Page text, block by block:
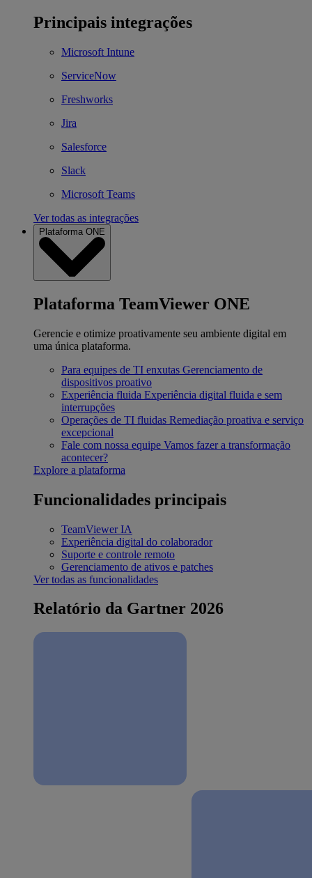
Principais integrações
Microsoft Intune
ServiceNow
Freshworks
Jira
Salesforce
Slack
Microsoft Teams
Ver todas as integrações
Plataforma ONE
Plataforma TeamViewer ONE
Gerencie e otimize proativamente seu ambiente digital em
uma única plataforma.
Para equipes de TI enxutas Gerenciamento de
dispositivos proativo
Experiência fluida Experiência digital fluida e sem
interrupções
Operações de TI fluidas Remediação proativa e serviço
excepcional
Fale com nossa equipe Vamos fazer a transformação
acontecer?
Explore a plataforma
Funcionalidades principais
TeamViewer IA
Experiência digital do colaborador
Suporte e controle remoto
Gerenciamento de ativos e patches
Ver todas as funcionalidades
Relatório da Gartner 2026